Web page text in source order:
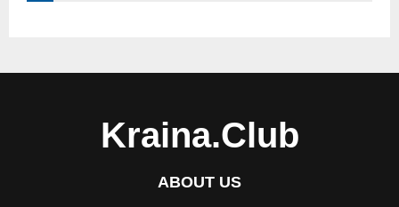
Kraina.Club
ABOUT US